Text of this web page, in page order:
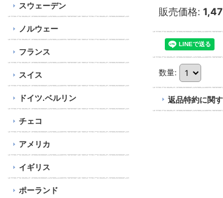
スウェーデン
ノルウェー
フランス
スイス
ドイツ.ベルリン
チェコ
アメリカ
イギリス
ポーランド
販売価格:
数量:
返品特約に関